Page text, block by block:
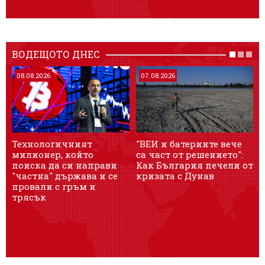
ВОДЕЩОТО ДНЕС
08.08.2026
Технологичният
милионер, който
поиска да си направи
"частна" държава и се
провали с гръм и
трясък
07.08.2026
"ВЕИ и батериите вече
са част от решението":
Как България печели от
кризата с Дунав